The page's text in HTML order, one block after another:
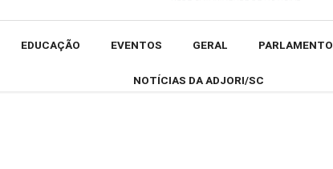
EDUCAÇÃO EVENTOS GERAL PARLAMENTO
NOTÍCIAS DA ADJORI/SC